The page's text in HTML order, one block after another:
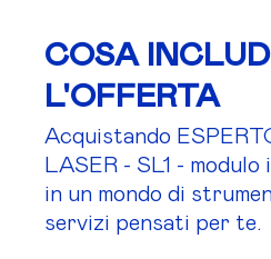
COSA
L'OFFERTA
Acquistando
LASER - SL1 -
in un mondo di
servizi pensati per te.